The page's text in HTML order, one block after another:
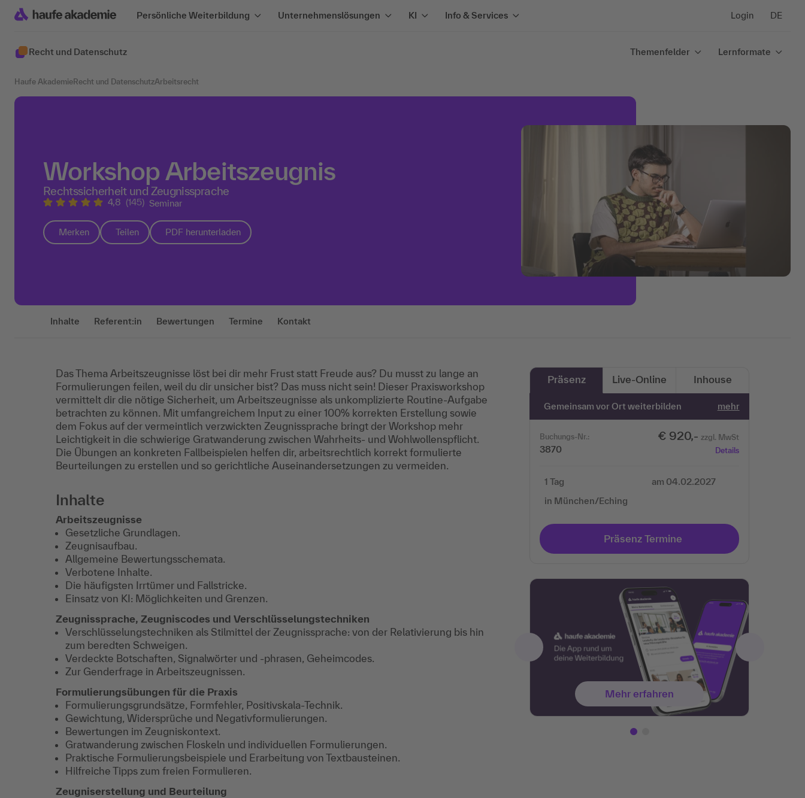
Persönliche Weiterbildung Unternehmenslösungen KI Info & Services Login DE
Recht und Datenschutz Themenfelder Lernformate
Haufe Akademie Recht und DatenschutzArbeitsrecht
Workshop Arbeitszeugnis
Rechtssicherheit und Zeugnissprache
4,8 (145) Seminar
Merken Teilen PDF herunterladen
Inhalte Referent:in Bewertungen Termine Kontakt
Das Thema Arbeitszeugnisse löst bei dir mehr Frust statt Freude aus? Du musst zu lange an
Formulierungen feilen, weil du dir unsicher bist? Das muss nicht sein! Dieser Praxisworkshop
vermittelt dir die nötige Sicherheit, um Arbeitszeugnisse als unkomplizierte Routine-Aufgabe
betrachten zu können. Mit umfangreichem Input zu einer 100% korrekten Erstellung sowie
dem Fokus auf der vermeintlich verzwickten Zeugnissprache bringt der Workshop mehr
Leichtigkeit in die schwierige Gratwanderung zwischen Wahrheits- und Wohlwollenspflicht.
Die Übungen an konkreten Fallbeispielen helfen dir, arbeitsrechtlich korrekt formulierte
Beurteilungen zu erstellen und so gerichtliche Auseinandersetzungen zu vermeiden.
Inhalte
Arbeitszeugnisse
Gesetzliche Grundlagen.
Zeugnisaufbau.
Allgemeine Bewertungsschemata.
Verbotene Inhalte.
Die häufigsten Irrtümer und Fallstricke.
Einsatz von KI: Möglichkeiten und Grenzen.
Zeugnissprache, Zeugniscodes und Verschlüsselungstechniken
Verschlüsselungstechniken als Stilmittel der Zeugnissprache: von der Relativierung bis hin
zum beredten Schweigen.
Verdeckte Botschaften, Signalwörter und -phrasen, Geheimcodes.
Zur Genderfrage in Arbeitszeugnissen.
Formulierungsübungen für die Praxis
Formulierungsgrundsätze, Formfehler, Positivskala-Technik.
Gewichtung, Widersprüche und Negativformulierungen.
Bewertungen im Zeugniskontext.
Gratwanderung zwischen Floskeln und individuellen Formulierungen.
Praktische Formulierungsbeispiele und Erarbeitung von Textbausteinen.
Hilfreiche Tipps zum freien Formulieren.
Zeugniserstellung und Beurteilung
Präsenz Live-Online Inhouse
Gemeinsam vor Ort weiterbilden mehr
Buchungs-Nr.:
3870
€ 920,- zzgl. MwSt
Details
1 Tag
in München/Eching
am 04.02.2027
Präsenz Termine
Mehr erfahren